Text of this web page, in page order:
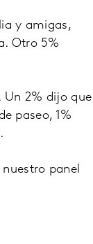
y amigas,
Otro 5%
Un 2% dijo que
paseo, 1%
panel